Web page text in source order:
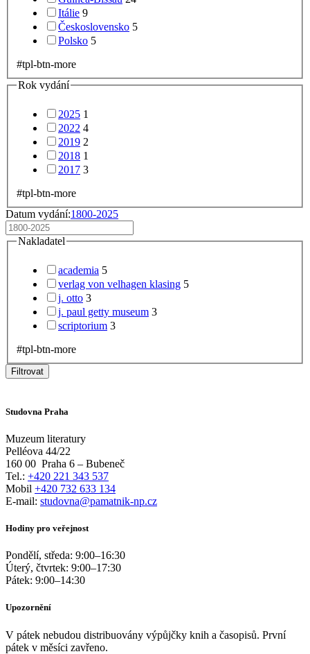
Itálie 9
Československo 5
Polsko 5
#tpl-btn-more
Rok vydání
2025 1
2022 4
2019 2
2018 1
2017 3
#tpl-btn-more
Datum vydání:1800-2025
Nakladatel
academia 5
verlag von velhagen klasing 5
j. otto 3
j. paul getty museum 3
scriptorium 3
#tpl-btn-more
Filtrovat
Studovna Praha
Muzeum literatury
Pelléova 44/22
160 00 Praha 6 – Bubeneč
Tel.: +420 221 343 537
Mobil +420 732 633 134
E-mail: studovna@pamatnik-np.cz
Hodiny pro veřejnost
Pondělí, středa: 9:00–16:30
Úterý, čtvrtek: 9:00–17:30
Pátek: 9:00–14:30
Upozornění
V pátek nebudou distribuovány výpůjčky knih a časopisů. První
pátek v měsíci zavřeno.